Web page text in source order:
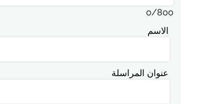
0/800
الاسم
عنوان المراسلة